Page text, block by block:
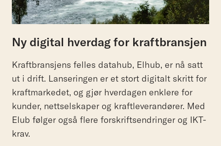
Ny digital hverdag for kraftbransjen
Kraftbransjens felles datahub, Elhub, er nå satt
ut i drift. Lanseringen er et stort digitalt skritt for
kraftmarkedet, og gjør hverdagen enklere for
kunder, nettselskaper og kraftleverandører. Med
Elub følger også flere forskriftsendringer og IKT-
krav.